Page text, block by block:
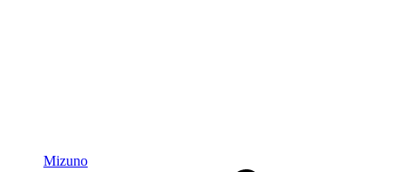
Mizuno